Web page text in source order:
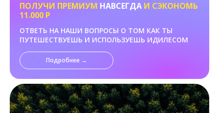
ПОЛУЧИ ПРЕМИУМ НАВСЕГДА И СЭКОНОМЬ
11.000 Р
ОТВЕТЬ НА НАШИ ВОПРОСЫ О ТОМ КАК ТЫ
ПУТЕШЕСТВУЕШЬ И ИСПОЛЬЗУЕШЬ ИДИЛЕСОМ
Подробнее →